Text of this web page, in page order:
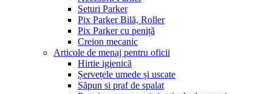
Seturi Parker
Pix Parker Bilă, Roller
Pix Parker cu peniță
Creion mecanic
Articole de menaj pentru oficii
Hirtie igienică
Șervețele umede și uscate
Săpun si praf de spalat